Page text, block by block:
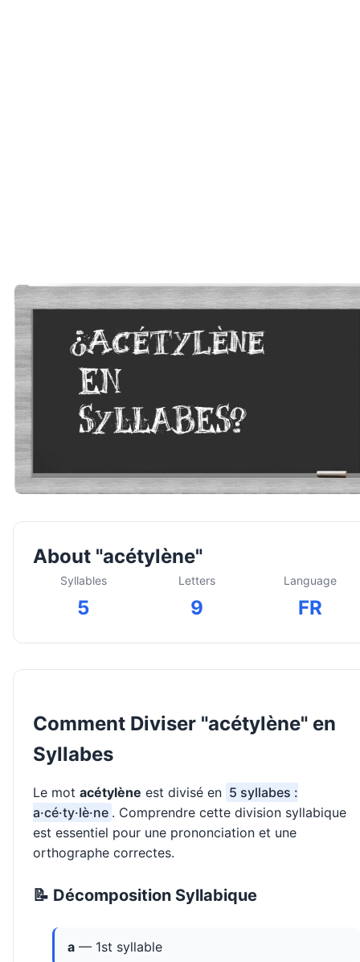
About "acétylène"
Syllables
5
Letters
9
Language
FR
Comment Diviser "acétylène" en
Syllabes
Le mot acétylène est divisé en 5 syllabes :
a·cé·ty·lè·ne . Comprendre cette division syllabique
est essentiel pour une prononciation et une
orthographe correctes.
📝 Décomposition Syllabique
a — 1st syllable